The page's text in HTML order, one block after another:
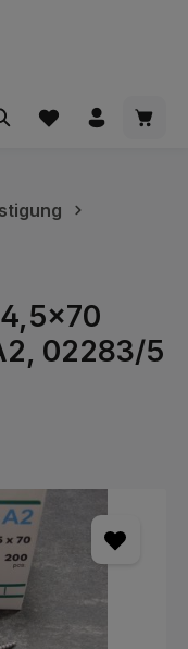
02283/5